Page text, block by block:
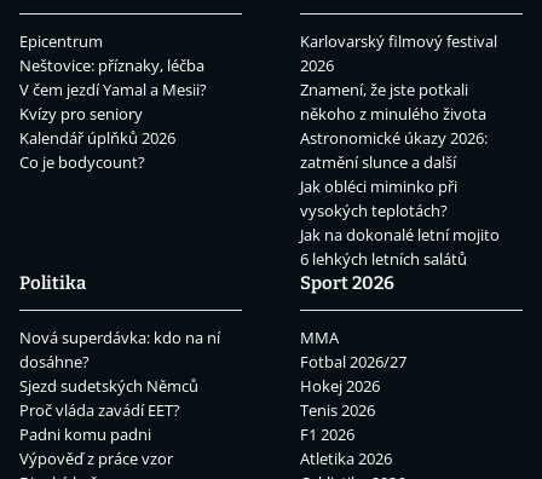
Epicentrum
Neštovice: příznaky, léčba
V čem jezdí Yamal a Mesii?
Kvízy pro seniory
Kalendář úplňků 2026
Co je bodycount?
Karlovarský filmový festival
2026
Znamení, že jste potkali
někoho z minulého života
Astronomické úkazy 2026:
zatmění slunce a další
Jak obléci miminko při
vysokých teplotách?
Jak na dokonalé letní mojito
6 lehkých letních salátů
Politika
Nová superdávka: kdo na ní
dosáhne?
Sjezd sudetských Němců
Proč vláda zavádí EET?
Padni komu padni
Výpověď z práce vzor
Sport 2026
MMA
Fotbal 2026/27
Hokej 2026
Tenis 2026
F1 2026
Atletika 2026